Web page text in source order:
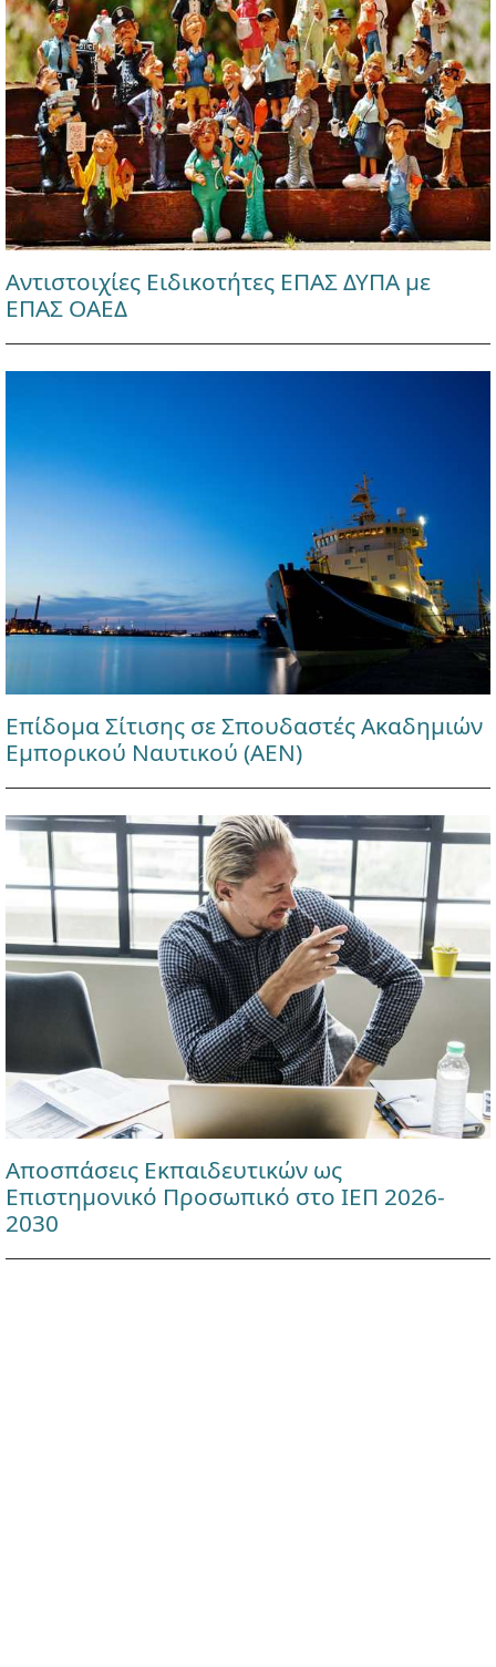
Αντιστοιχίες Ειδικοτήτες ΕΠΑΣ ΔΥΠΑ με
ΕΠΑΣ ΟΑΕΔ
Επίδομα Σίτισης σε Σπουδαστές Ακαδημιών
Εμπορικού Ναυτικού (ΑΕΝ)
Αποσπάσεις Εκπαιδευτικών ως
Επιστημονικό Προσωπικό στο ΙΕΠ 2026-
2030